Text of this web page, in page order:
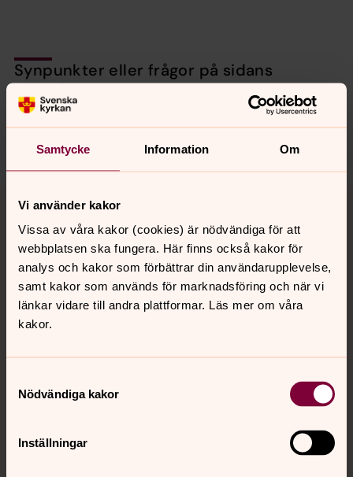
Samtycke Information Om
Vi använder kakor
Vissa av våra kakor (cookies) är nödvändiga för att
webbplatsen ska fungera. Här finns också kakor för
analys och kakor som förbättrar din användarupplevelse,
samt kakor som används för marknadsföring och när vi
länkar vidare till andra plattformar. Läs mer om våra
kakor.
Nödvändiga kakor
Inställningar
Synpunkter eller frågor på sidans
innehåll?
nora.tarnsjo.forsamling@svenskakyrkan.se
Kontakt
Kalender
Hitta snabbt
Sociala kanaler